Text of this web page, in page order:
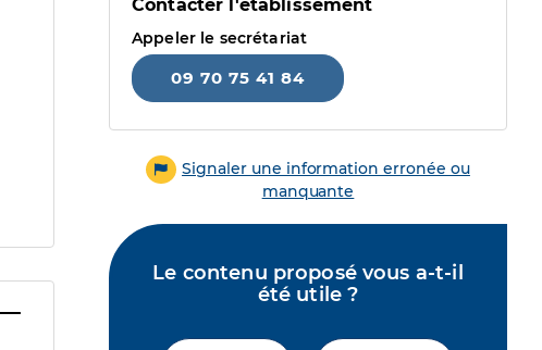
Contacter l'établissement
Appeler le secrétariat
09 70 75 41 84
Signaler une information erronée ou
manquante
Le contenu proposé vous a-t-il
été utile ?